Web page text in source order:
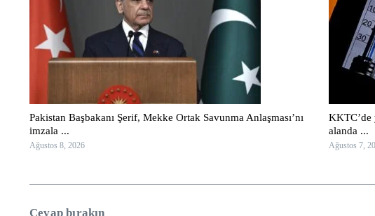
Pakistan Başbakanı Şerif, Mekke Ortak Savunma Anlaşması’nı
imzala ...
Ağustos 8, 2026
KKTC’de
alanda ...
Ağustos 7,
Cevap bırakın